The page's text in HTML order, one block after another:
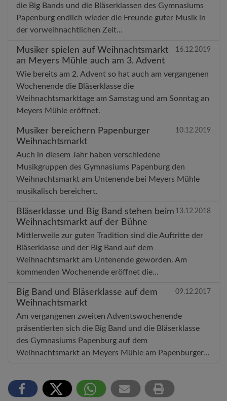
die Big Bands und die Bläserklassen des Gymnasiums
Papenburg endlich wieder die Freunde guter Musik in
der vorweihnachtlichen Zeit…
Musiker spielen auf Weihnachtsmarkt
an Meyers Mühle auch am 3. Advent
16.12.2019
Wie bereits am 2. Advent so hat auch am vergangenen
Wochenende die Bläserklasse die
Weihnachtsmarkttage am Samstag und am Sonntag an
Meyers Mühle eröffnet.
Musiker bereichern Papenburger
Weihnachtsmarkt
10.12.2019
Auch in diesem Jahr haben verschiedene
Musikgruppen des Gymnasiums Papenburg den
Weihnachtsmarkt am Untenende bei Meyers Mühle
musikalisch bereichert.
Bläserklasse und Big Band stehen beim
Weihnachtsmarkt auf der Bühne
13.12.2018
Mittlerweile zur guten Tradition sind die Auftritte der
Bläserklasse und der Big Band auf dem
Weihnachtsmarkt am Untenende geworden. Am
kommenden Wochenende eröffnet die…
Big Band und Bläserklasse auf dem
Weihnachtsmarkt
09.12.2017
Am vergangenen zweiten Adventswochenende
präsentierten sich die Big Band und die Bläserklasse
des Gymnasiums Papenburg auf dem
Weihnachtsmarkt an Meyers Mühle am Papenburger…